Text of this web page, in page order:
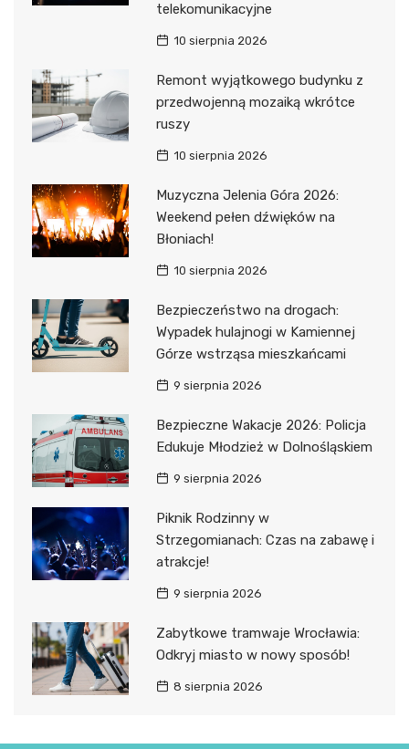
telekomunikacyjne
10 sierpnia 2026
Remont wyjątkowego budynku z
przedwojenną mozaiką wkrótce
ruszy
10 sierpnia 2026
Muzyczna Jelenia Góra 2026:
Weekend pełen dźwięków na
Błoniach!
10 sierpnia 2026
Bezpieczeństwo na drogach:
Wypadek hulajnogi w Kamiennej
Górze wstrząsa mieszkańcami
9 sierpnia 2026
Bezpieczne Wakacje 2026: Policja
Edukuje Młodzież w Dolnośląskiem
9 sierpnia 2026
Piknik Rodzinny w
Strzegomianach: Czas na zabawę i
atrakcje!
9 sierpnia 2026
Zabytkowe tramwaje Wrocławia:
Odkryj miasto w nowy sposób!
8 sierpnia 2026